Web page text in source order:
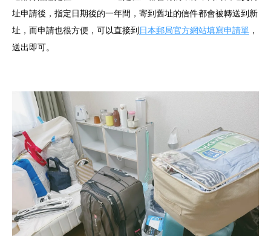
址申請後，指定日期後的一年間，寄到舊址的信件都會被轉送到新
址，而申請也很方便，可以直接到 日本郵局官方網站填寫申請單 ，
送出即可。